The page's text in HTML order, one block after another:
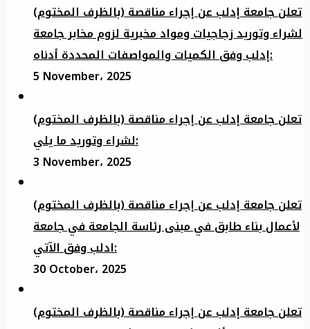
تعلن جامعة إدلب عن إجراء مناقصة (بالظرف المختوم)
لشراء وتوريد زجاجيات ومواد مخبرية لزوم مخابر جامعة
إدلب وفق الكميات والمواصفات المحددة أدناه:
5 November، 2025
تعلن جامعة إدلب عن إجراء مناقصة (بالظرف المختوم)
لشراء وتوريد ما يلي:
3 November، 2025
تعلن جامعة إدلب عن إجراء مناقصة (بالظرف المختوم)
لأعمال بناء طابق في مبنى رئاسة الجامعة في جامعة
ادلب وفق الآتي:
30 October، 2025
تعلن جامعة إدلب عن إجراء مناقصة (بالظرف المختوم)